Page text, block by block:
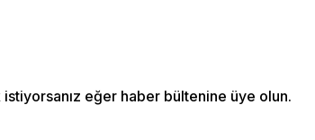
eğer haber bültenine üye olun.